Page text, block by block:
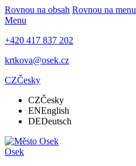
Rovnou na obsah Rovnou na menu
Menu
+420 417 837 202
krtkova@osek.cz
CZČesky
CZČesky
ENEnglish
DEDeutsch
Osek